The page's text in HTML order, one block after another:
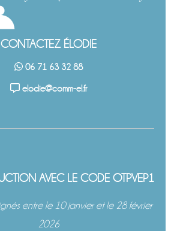
CONTACTEZ ÉLODIE
06 71 63 32 88
elodie@comm-el.fr
AVEC LE CODE OTPVEP1
entre le 10 janvier et le 28 février
2026